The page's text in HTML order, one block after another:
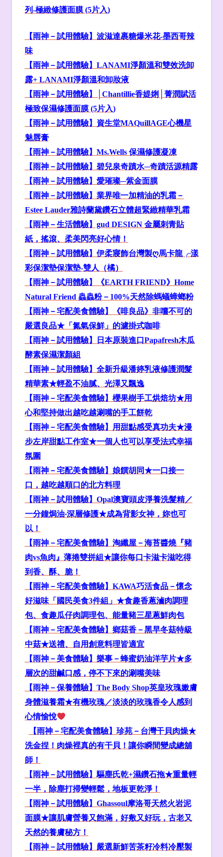
列-極緻修護面膜 (5片入)
【雨神－試用體驗】 波滋達裹糖爆米花-墨西哥辣
味
【雨神－試用體驗】LANAMI淨顏溫和雙效洗卸
露+ LANAMI淨顏溫和卸妝液
【雨神－試用體驗】│Chantillie香媞娳│ 菁潤賦活
極致保濕修護面膜 (5片入)
【雨神－試用體驗】資生堂MAQuillAGE心機星
魅唇膏
【雨神－試用體驗】Ms.Wells 保濕修護凝凍
【雨神－試用體驗】碧兒泉奇蹟水─奇蹟活源精露
【雨神－試用體驗】愛璀璨─紫金面膜
【雨神－試用體驗】 業界唯一加精油的乳霜－
Estee Lauder雅詩蘭黛鑽石立體超緊緻精華乳霜
【雨神－生活體驗】gud DESIGN 金屬刺青貼
紙，搖滾、柔美閃亮好心情！
【雨神－試用體驗】伊柔寢飾台灣製ღ馬卡龍╭漾
彩保潔墊保潔墊-雙人（橘）
【雨神－試用體驗】《EARTH FRIEND》Home
Natural Friend 蟲蟲粉－100%天然除螞蟻蟑螂粉
【雨神－宅配美食體驗】《啡良品》 非嚐不可的
嚴選良品★「氮氣保鮮」的濾掛式咖啡
【雨神－試用體驗】
日本原裝進口Papafresh木瓜
酵素保濕潔顏組
【雨神－試用體驗】全新升級潘婷乳液修護潤髮
精華素★輕盈不油膩、光澤又飄逸
【雨神－宅配美食體驗】櫻果樹手工烘焙坊★用
心和堅持做出越吃越涮嘴的手工餅乾
【雨神－宅配美食體驗】用甜點感受真功夫★漫
步左岸甜點工作室★一個人也可以享受法式幸福
氛圍
【雨神－宅配美食體驗】娘饌胡同★一口接一
口，越吃越順口的北方料理
【雨神－試用體驗】Opal澳寶頭皮淨養洗髮精／
一分鐘焗油‧深層修護★成為背影女神，妳也可
以！
【雨神－宅配美食體驗】淘纖屋－海苔醬燒『豬
肉vs魚肉』薄捲雙拼組★讓你每口卡滋卡滋吃得
到香、酥、脆！
【雨神－宅配美食體驗】KAWA巧活食品－懷念
好滋味「國民美食3件組」★食趣香蔥滷肉調理
包、食趣瓜仔肉調理包、能量豬三星蔥鮮肉包
【雨神－宅配美食體驗】 鄉菇香－黑早冬菇特級
中菇★送禮、自用創意料理皆適宜
【雨神－美食體驗】 樂事－蜂蜜奶油洋芋片★多
層次的甜鹹口感，停不下來的涮嘴美味
【雨神－保養體驗】The Body Shop英皇玫瑰嫩膚
身體滋養霜★有機玫瑰／淡淡的玫瑰香令人感到
心情愉悅
【雨神－宅配美食體驗】珍苑－ 台灣干貝肉燥★
洗金捏！肉燥裡真的有干貝！讓你瞬間變成總舖
師！
【雨神－試用體驗】驅塵氏乾+濕鑽石拖★重量輕
一半， 除塵打掃變輕鬆， 地板更乾淨！
【雨神－試用體驗】Ghassoul摩洛哥天然火岩泥
面膜★讓肌膚營養又飽滿， 好敷又好玩， 古老又
天然的養膚秘方！
【雨神－試用體驗】 嚴選新鮮苦茶籽冷料冷壓製